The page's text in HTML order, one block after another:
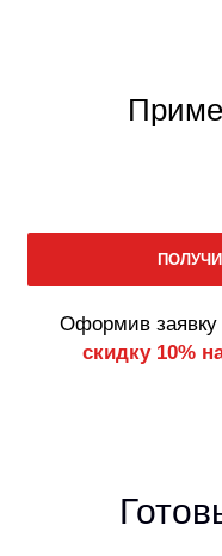
Оформив заявку
скидку 10%